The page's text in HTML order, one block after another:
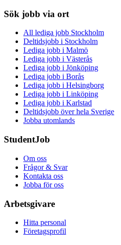
Sök jobb via ort
All lediga jobb Stockholm
Deltidsjobb i Stockholm
Lediga jobb i Malmö
Lediga jobb i Västerås
Lediga jobb i Jönköping
Lediga jobb i Borås
Lediga jobb i Helsingborg
Lediga jobb i Linköping
Lediga jobb i Karlstad
Deltidsjobb över hela Sverige
Jobba utomlands
StudentJob
Om oss
Frågor & Svar
Kontakta oss
Jobba för oss
Arbetsgivare
Hitta personal
Företagsprofil